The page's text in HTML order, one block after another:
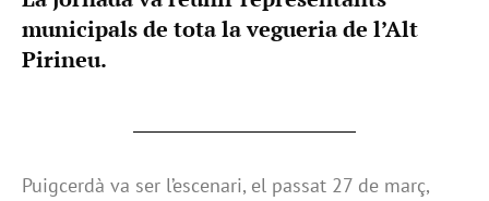
municipals de tota la vegueria de l’Alt
Pirineu.
Puigcerdà va ser l’escenari, el passat 27 de març,